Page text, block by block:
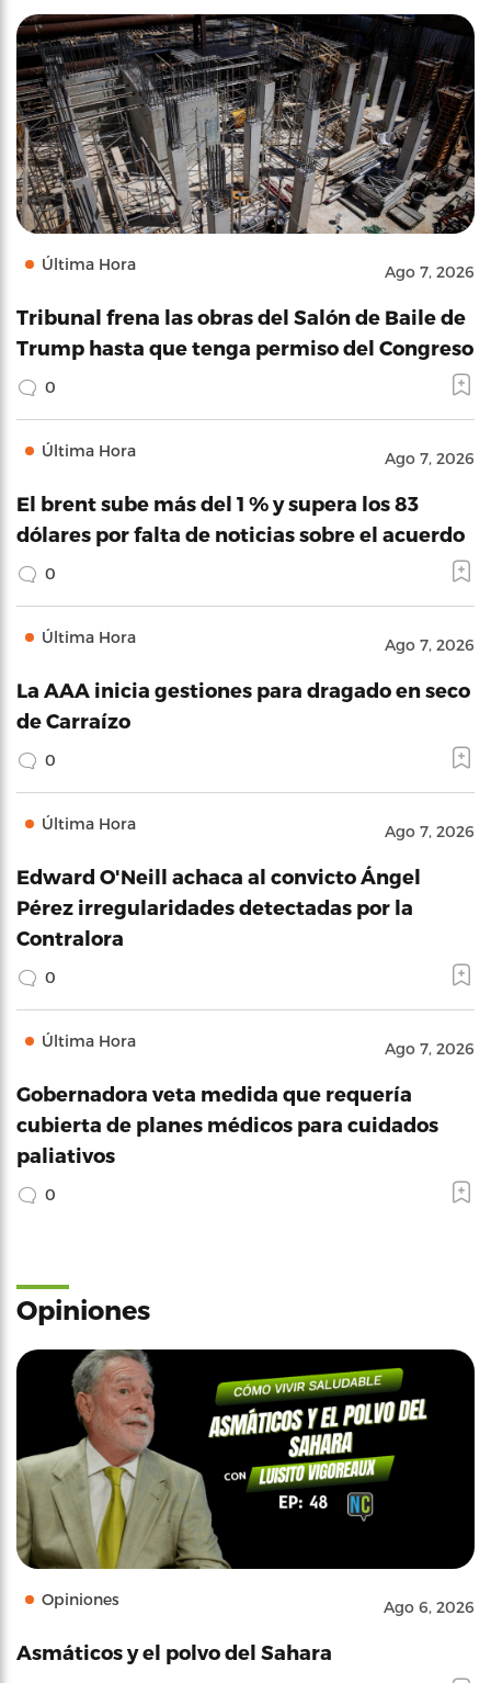
Última Hora Ago 7, 2026
Tribunal frena las obras del Salón de Baile de
Trump hasta que tenga permiso del Congreso
0
Última Hora Ago 7, 2026
El brent sube más del 1 % y supera los 83
dólares por falta de noticias sobre el acuerdo
0
Última Hora Ago 7, 2026
La AAA inicia gestiones para dragado en seco
de Carraízo
0
Última Hora Ago 7, 2026
Edward O'Neill achaca al convicto Ángel
Pérez irregularidades detectadas por la
Contralora
0
Última Hora Ago 7, 2026
Gobernadora veta medida que requería
cubierta de planes médicos para cuidados
paliativos
0
Opiniones
Opiniones Ago 6, 2026
Asmáticos y el polvo del Sahara